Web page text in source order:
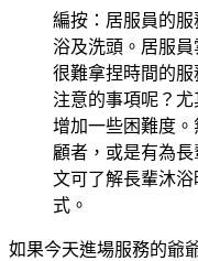
編按：居服員的
浴及洗頭。居服
很難拿捏時間的
注意的事項呢？
增加一些困難度
顧者，或是有為
文可了解長輩沐
式。
如果今天進場服務的爺